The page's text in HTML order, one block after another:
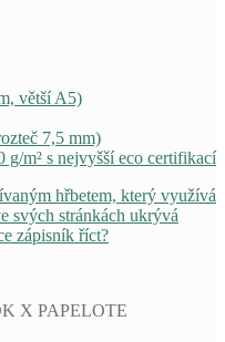
větší A5)
7,5 mm)
g/m² s nejvyšší eco certifikací
hřbetem, který využívá
svých stránkách ukrývá
zápisník říct?